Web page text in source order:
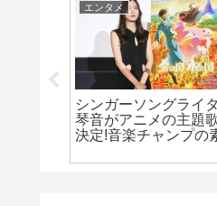
アウトドア
燻製が初心者でも失敗し
ない！道具やポイントと
オススメ食材は？